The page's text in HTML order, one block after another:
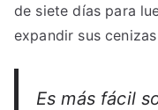
de siete días para
expandir sus
Es más fácil